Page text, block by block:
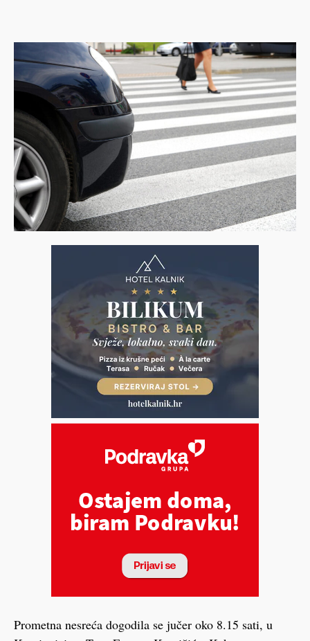
Prometna nesreća dogodila se jučer oko 8.15 sati, u